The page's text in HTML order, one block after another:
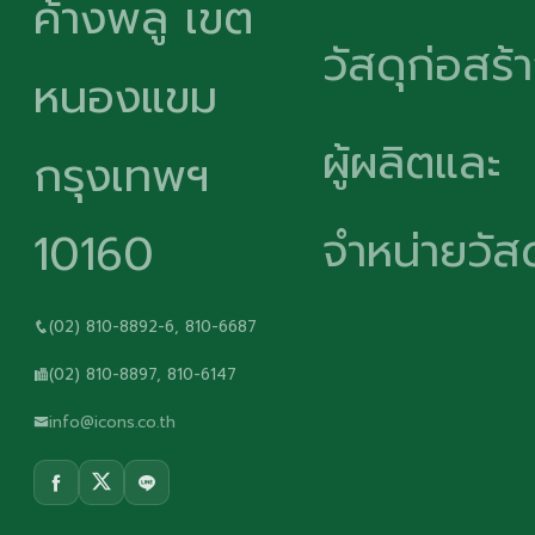
ค้างพลู เขต
หนองแขม
กรุงเทพฯ
10160
(02) 810-8892-6, 810-6687
(02) 810-8897, 810-6147
info@icons.co.th
วัสดุก่อสร้
ผู้ผลิตและ
จำหน่ายวั